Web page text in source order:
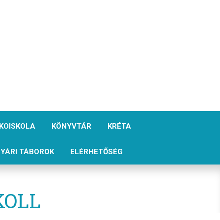
KÖNYVTÁR KRÉTA
TÁBOROK ELÉRHETŐSÉG